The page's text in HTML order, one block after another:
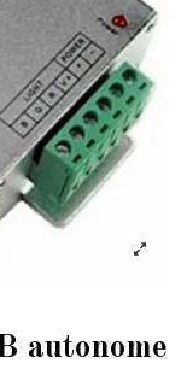
autonome